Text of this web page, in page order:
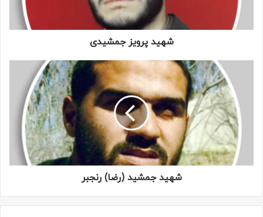
اصابت ترکش به فیض شهادت نائل گشت و پیکر مطهرش در
امامزاده محمد در کرج به خاک سپرده شد .
تصاویر
شهید پرویز جمشیدی
شهید جمشید (رضا) رنجبر